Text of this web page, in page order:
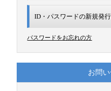
ID・パスワードの新規発
パスワードをお忘れの方
お問